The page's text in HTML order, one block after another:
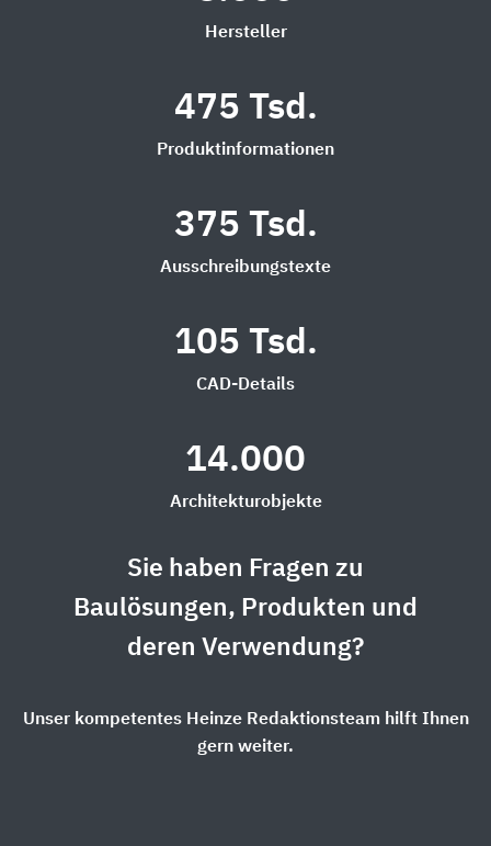
Hersteller
475 Tsd.
Produktinformationen
375 Tsd.
Ausschreibungstexte
105 Tsd.
CAD-Details
14.000
Architekturobjekte
Sie haben Fragen zu
Baulösungen, Produkten und
deren Verwendung?
Unser kompetentes Heinze Redaktionsteam hilft Ihnen
gern weiter.